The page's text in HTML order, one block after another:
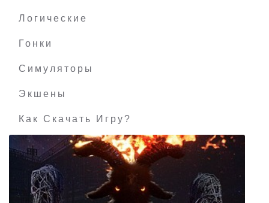
Логические
Гонки
Симуляторы
Экшены
Как Скачать Игру?